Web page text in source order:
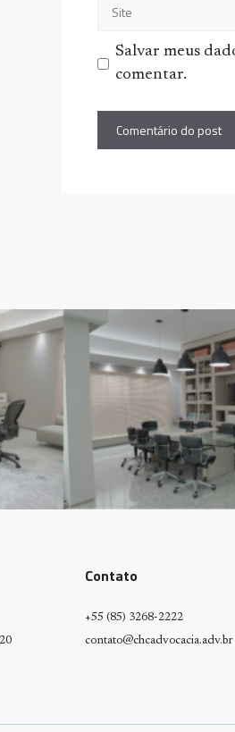
Salvar meus
comentar.
Contato
+55 (85) 3268-2222
contato@chcadvocacia.adv.br